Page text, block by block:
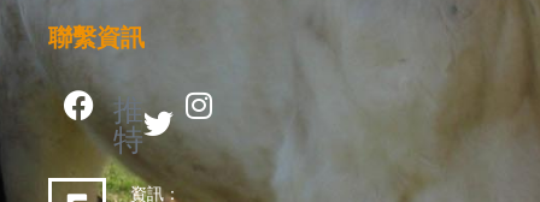
聯繫資訊
推
特
資訊：